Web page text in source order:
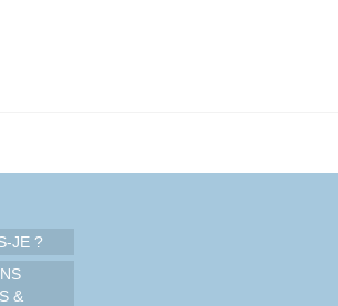
JE ?
&